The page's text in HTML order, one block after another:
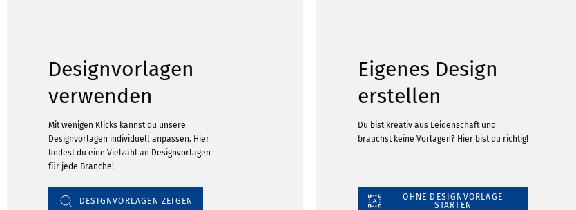
Designvorlagen
verwenden
Mit wenigen Klicks kannst du unsere
Designvorlagen individuell anpassen. Hier
findest du eine Vielzahl an Designvorlagen
für jede Branche!
DESIGNVORLAGEN ZEIGEN
Eigenes Design
erstellen
Du bist kreativ aus Leidenschaft und
brauchst keine Vorlagen? Hier bist du richtig!
OHNE DESIGNVORLAGE
STARTEN